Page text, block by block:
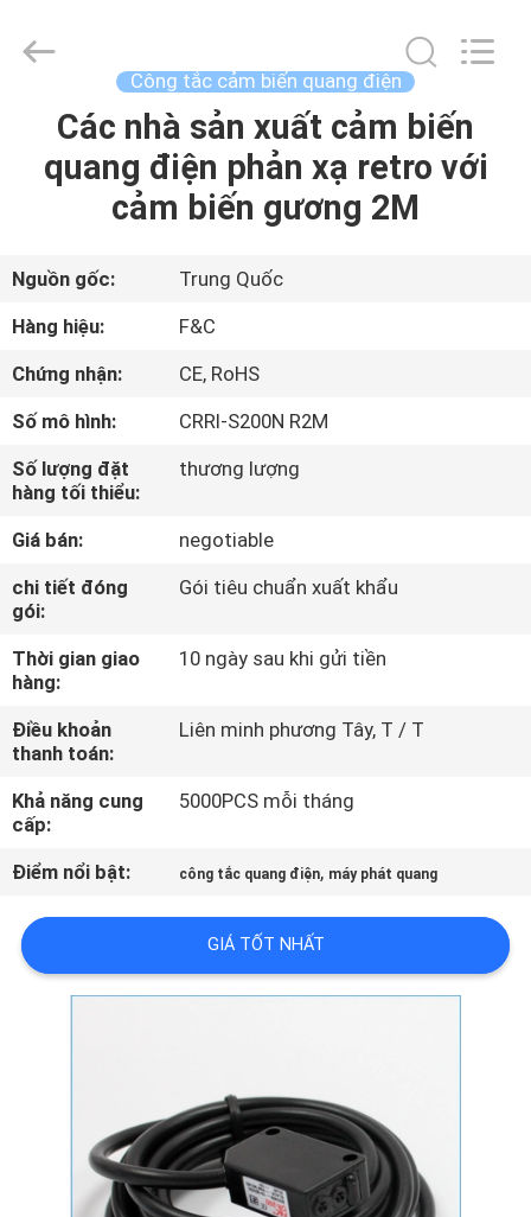
TRANG
CHỦ
SẢN
PHẨM
CHÚNG
TÔI
THAM
QUAN
MÁY
KIỂM
SOÁT
CHẤT
LƯỢNG
LIÊN
HỆ
F&C
Sensing
Reserved.
Công tắc cảm biến quang điện
Các nhà sản xuất cảm biến
quang điện phản xạ retro với
cảm biến gương 2M
Nguồn gốc:
Trung Quốc
Hàng hiệu:
F&C
Chứng nhận:
CE, RoHS
Số mô hình:
CRRI-S200N R2M
Số lượng đặt
hàng tối thiểu:
thương lượng
Giá bán:
negotiable
chi tiết đóng
gói:
Gói tiêu chuẩn xuất khẩu
Thời gian giao
hàng:
10 ngày sau khi gửi tiền
Điều khoản
thanh toán:
Liên minh phương Tây, T / T
Khả năng cung
cấp:
5000PCS mỗi tháng
Điểm nổi bật: công tắc quang điện, máy phát quang
GIÁ TỐT NHẤT